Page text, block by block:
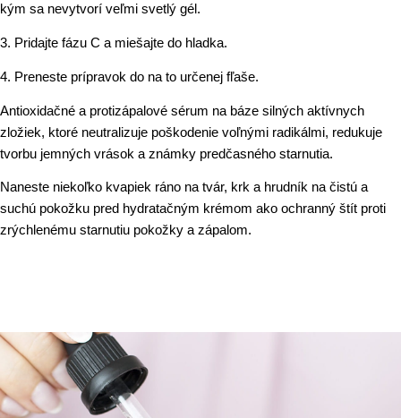
kým sa nevytvorí veľmi svetlý gél.
3. Pridajte fázu C a miešajte do hladka.
4. Preneste prípravok do na to určenej fľaše.
Antioxidačné a protizápalové sérum na báze silných aktívnych
zložiek, ktoré neutralizuje poškodenie voľnými radikálmi, redukuje
tvorbu jemných vrások a známky predčasného starnutia.
Naneste niekoľko kvapiek ráno na tvár, krk a hrudník na čistú a
suchú pokožku pred hydratačným krémom ako ochranný štít proti
zrýchlenému starnutiu pokožky a zápalom.